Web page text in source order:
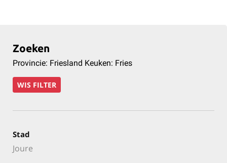
Zoeken
Provincie: Friesland Keuken: Fries
WIS FILTER
Stad
Joure